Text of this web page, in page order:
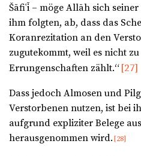
Šāfiʿī – möge Allāh sich
ihm folgten, ab, dass das
Koranrezitation an den
zugutekommt, weil es nicht
Errungenschaften zählt.“[27]
Dass jedoch Almosen und
Verstorbenen nutzen, ist bei
aufgrund expliziter Belege
herausgenommen wird. [28]